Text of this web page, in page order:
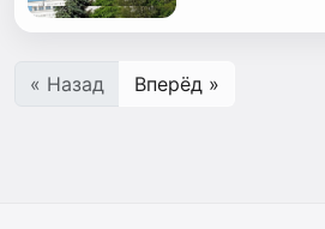
« Назад Вперёд »